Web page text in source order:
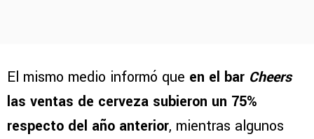
El mismo medio informó que en el bar Cheers
las ventas de cerveza subieron un 75%
respecto del año anterior, mientras algunos